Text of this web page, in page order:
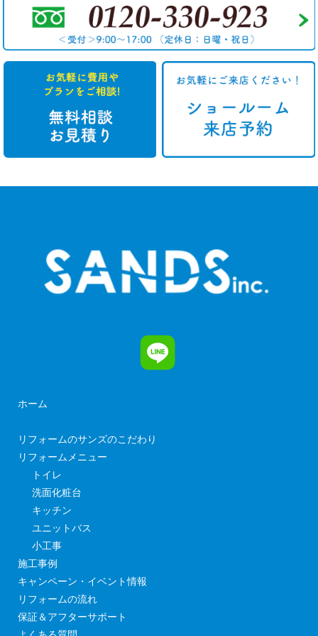
ホーム
リフォームのサンズのこだわり
リフォームメニュー
トイレ
洗面化粧台
キッチン
ユニットバス
小工事
施工事例
キャンペーン・イベント情報
リフォームの流れ
保証＆アフターサポート